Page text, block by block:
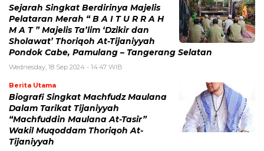
Sejarah Singkat Berdirinya Majelis
Pelataran Merah “ B A I T U R R A H
M A T ” Majelis Ta’lim ‘Dzikir dan
Sholawat’ Thoriqoh At-Tijaniyyah
Pondok Cabe, Pamulang – Tangerang Selatan
Wednesday, 18 Sep 2024 - 14:47 WIB
Berita Utama
Biografi Singkat Machfudz Maulana
Dalam Tarikat Tijaniyyah
“Machfuddin Maulana At-Tasir”
Wakil Muqoddam Thoriqoh At-
Tijaniyyah